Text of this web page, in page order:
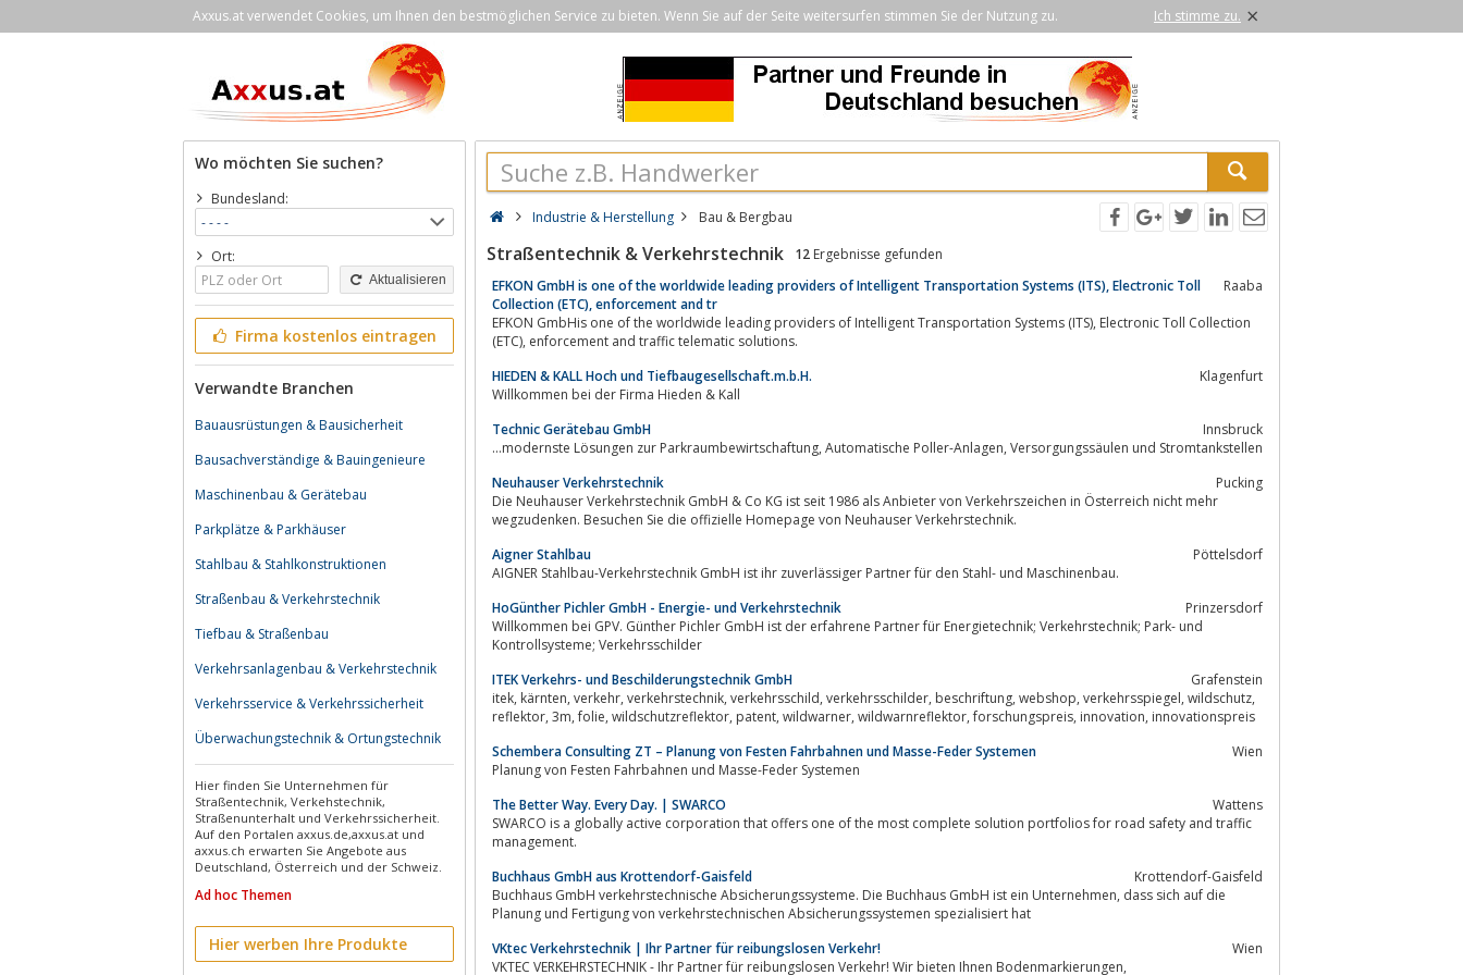
Axxus.at verwendet Cookies, um Ihnen den bestmöglichen Service zu bieten. Wenn Sie auf der Seite weitersurfen stimmen Sie der Nutzung zu. Ich stimme zu. ×
Wo möchten Sie suchen?
Bundesland:
Ort:
Aktualisieren
Firma kostenlos eintragen
Verwandte Branchen
Bauausrüstungen & Bausicherheit
Bausachverständige & Bauingenieure
Maschinenbau & Gerätebau
Parkplätze & Parkhäuser
Stahlbau & Stahlkonstruktionen
Straßenbau & Verkehrstechnik
Tiefbau & Straßenbau
Verkehrsanlagenbau & Verkehrstechnik
Verkehrsservice & Verkehrssicherheit
Überwachungstechnik & Ortungstechnik
Hier finden Sie Unternehmen für
Straßentechnik, Verkehstechnik,
Straßenunterhalt und Verkehrssicherheit.
Auf den Portalen axxus.de,axxus.at und
axxus.ch erwarten Sie Angebote aus
Deutschland, Österreich und der Schweiz.
Ad hoc Themen
Hier werben Ihre Produkte
Industrie & Herstellung Bau & Bergbau
Straßentechnik & Verkehrstechnik 12 Ergebnisse gefunden
EFKON GmbH is one of the worldwide leading providers of Intelligent Transportation Systems (ITS), Electronic Toll
Collection (ETC), enforcement and tr
Raaba
EFKON GmbHis one of the worldwide leading providers of Intelligent Transportation Systems (ITS), Electronic Toll Collection
(ETC), enforcement and traffic telematic solutions.
HIEDEN & KALL Hoch und Tiefbaugesellschaft.m.b.H.
Klagenfurt
Willkommen bei der Firma Hieden & Kall
Technic Gerätebau GmbH
Innsbruck
...modernste Lösungen zur Parkraumbewirtschaftung, Automatische Poller-Anlagen, Versorgungssäulen und Stromtankstellen
Neuhauser Verkehrstechnik
Pucking
Die Neuhauser Verkehrstechnik GmbH & Co KG ist seit 1986 als Anbieter von Verkehrszeichen in Österreich nicht mehr
wegzudenken. Besuchen Sie die offizielle Homepage von Neuhauser Verkehrstechnik.
Aigner Stahlbau
Pöttelsdorf
AIGNER Stahlbau-Verkehrstechnik GmbH ist ihr zuverlässiger Partner für den Stahl- und Maschinenbau.
HoGünther Pichler GmbH - Energie- und Verkehrstechnik
Prinzersdorf
Willkommen bei GPV. Günther Pichler GmbH ist der erfahrene Partner für Energietechnik; Verkehrstechnik; Park- und
Kontrollsysteme; Verkehrsschilder
ITEK Verkehrs- und Beschilderungstechnik GmbH
Grafenstein
itek, kärnten, verkehr, verkehrstechnik, verkehrsschild, verkehrsschilder, beschriftung, webshop, verkehrsspiegel, wildschutz,
reflektor, 3m, folie, wildschutzreflektor, patent, wildwarner, wildwarnreflektor, forschungspreis, innovation, innovationspreis
Schembera Consulting ZT – Planung von Festen Fahrbahnen und Masse-Feder Systemen
Wien
Planung von Festen Fahrbahnen und Masse-Feder Systemen
The Better Way. Every Day. | SWARCO
Wattens
SWARCO is a globally active corporation that offers one of the most complete solution portfolios for road safety and traffic
management.
Buchhaus GmbH aus Krottendorf-Gaisfeld
Krottendorf-Gaisfeld
Buchhaus GmbH verkehrstechnische Absicherungssysteme. Die Buchhaus GmbH ist ein Unternehmen, dass sich auf die
Planung und Fertigung von verkehrstechnischen Absicherungssystemen spezialisiert hat
VKtec Verkehrstechnik | Ihr Partner für reibungslosen Verkehr!
Wien
VKTEC VERKEHRSTECHNIK - Ihr Partner für reibungslosen Verkehr! Wir bieten Ihnen Bodenmarkierungen,